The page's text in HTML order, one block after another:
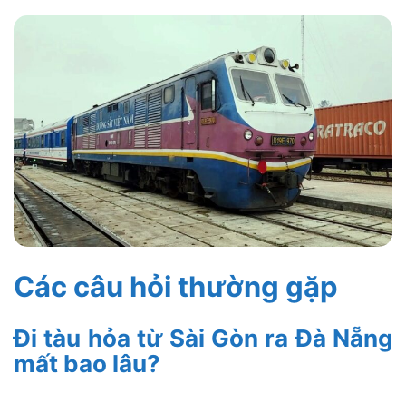
Các câu hỏi thường gặp
Đi tàu hỏa từ Sài Gòn ra Đà Nẵng
mất bao lâu?